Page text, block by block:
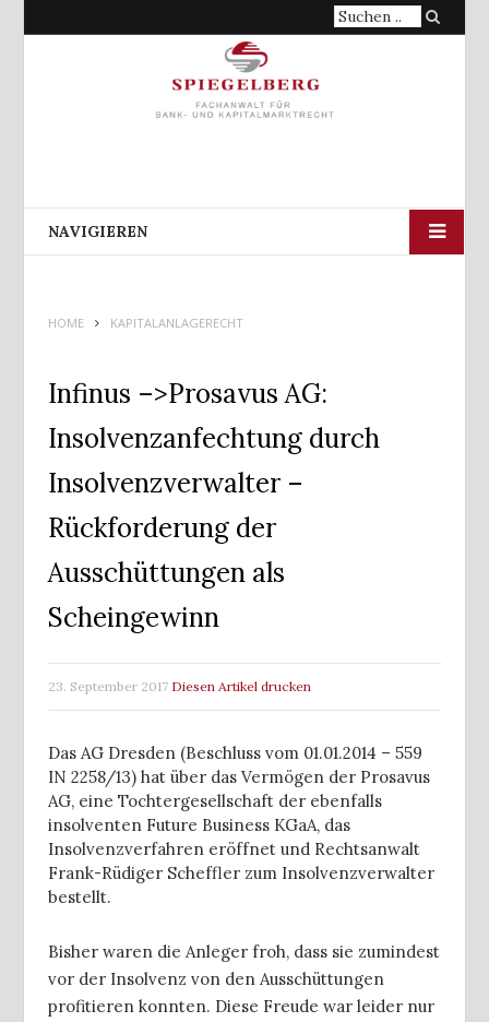
Suche
NAVIGIEREN
HOME KAPITALANLAGERECHT
Infinus –>Prosavus AG:
Insolvenzanfechtung durch
Insolvenzverwalter –
Rückforderung der
Ausschüttungen als
Scheingewinn
23. September 2017 Diesen Artikel drucken
Das AG Dresden (Beschluss vom 01.01.2014 – 559
IN 2258/13) hat über das Vermögen der Prosavus
AG, eine Tochtergesellschaft der ebenfalls
insolventen Future Business KGaA, das
Insolvenzverfahren eröffnet und Rechtsanwalt
Frank-Rüdiger Scheffler zum Insolvenzverwalter
bestellt.
Bisher waren die Anleger froh, dass sie zumindest
vor der Insolvenz von den Ausschüttungen
profitieren konnten. Diese Freude war leider nur